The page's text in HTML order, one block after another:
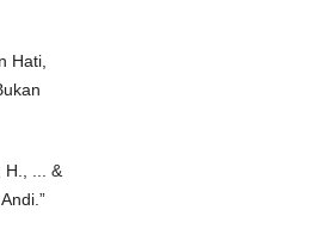
Hati,
H., ... &